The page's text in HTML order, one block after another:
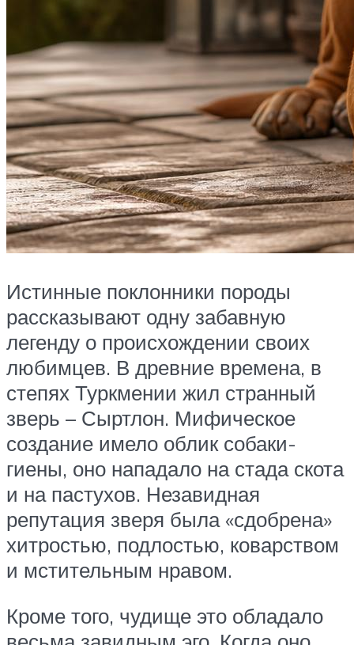
Истинные поклонники породы
рассказывают одну забавную
легенду о происхождении своих
любимцев. В древние времена, в
степях Туркмении жил странный
зверь – Сыртлон. Мифическое
создание имело облик собаки-
гиены, оно нападало на стада скота
и на пастухов. Незавидная
репутация зверя была «сдобрена»
хитростью, подлостью, коварством
и мстительным нравом.
Кроме того, чудище это обладало